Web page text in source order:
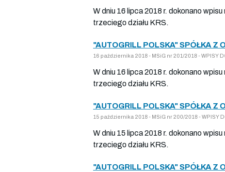
W dniu 16 lipca 2018 r. dokonano
trzeciego działu KRS.
"AUTOGRILL POLSKA" SPÓŁKA
16 października 2018 - MSiG nr 201/2018 - WPISY
W dniu 16 lipca 2018 r. dokonano
trzeciego działu KRS.
"AUTOGRILL POLSKA" SPÓŁKA
15 października 2018 - MSiG nr 200/2018 - WPISY
W dniu 15 lipca 2018 r. dokonano
trzeciego działu KRS.
"AUTOGRILL POLSKA" SPÓŁKA